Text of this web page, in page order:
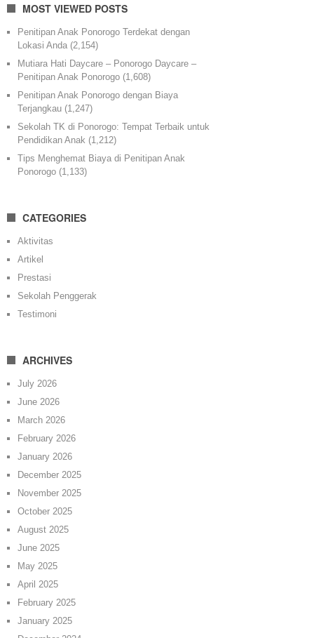
MOST VIEWED POSTS
Penitipan Anak Ponorogo Terdekat dengan
Lokasi Anda (2,154)
Mutiara Hati Daycare – Ponorogo Daycare –
Penitipan Anak Ponorogo (1,608)
Penitipan Anak Ponorogo dengan Biaya
Terjangkau (1,247)
Sekolah TK di Ponorogo: Tempat Terbaik untuk
Pendidikan Anak (1,212)
Tips Menghemat Biaya di Penitipan Anak
Ponorogo (1,133)
CATEGORIES
Aktivitas
Artikel
Prestasi
Sekolah Penggerak
Testimoni
ARCHIVES
July 2026
June 2026
March 2026
February 2026
January 2026
December 2025
November 2025
October 2025
August 2025
June 2025
May 2025
April 2025
February 2025
January 2025